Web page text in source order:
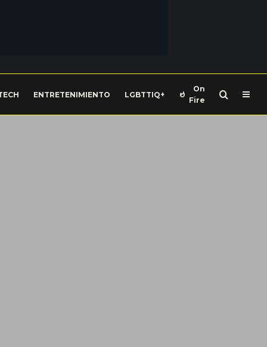
ENTRETENIMIENTO LGBTTIQ+
On
Fire